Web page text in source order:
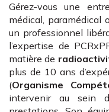
Gérez-vous une
médical, paramédical
un professionnel
l’expertise de
matière de
plus de 10 ans
(Organisme
intervenir au sein